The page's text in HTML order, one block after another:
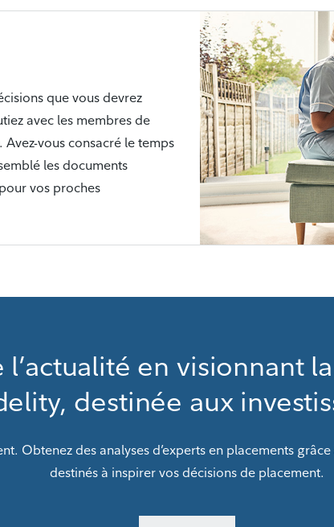
que vous devrez
avec les membres de
vous consacré le temps
les documents
vos proches
l’actualité en visionnant
destinée aux
Obtenez des analyses d’experts en placements
destinés à inspirer vos décisions de placement.